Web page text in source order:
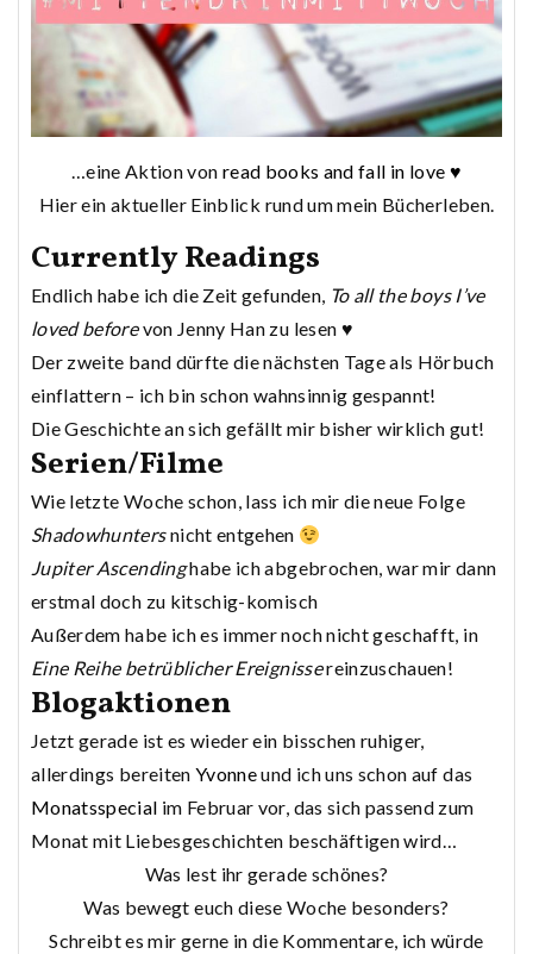
…eine Aktion von read books and fall in love ♥
Hier ein aktueller Einblick rund um mein Bücherleben.
Currently Readings
Endlich habe ich die Zeit gefunden, To all the boys I’ve
loved beforevon Jenny Han zu lesen ♥
Der zweite band dürfte die nächsten Tage als Hörbuch
einflattern – ich bin schon wahnsinnig gespannt!
Die Geschichte an sich gefällt mir bisher wirklich gut!
Serien/Filme
Wie letzte Woche schon, lass ich mir die neue Folge
Shadowhuntersnicht entgehen
Jupiter Ascendinghabe ich abgebrochen, war mir dann
erstmal doch zu kitschig-komisch
Außerdem habe ich es immer noch nicht geschafft, in
Eine Reihe betrüblicher Ereignissereinzuschauen!
Blogaktionen
Jetzt gerade ist es wieder ein bisschen ruhiger,
allerdings bereiten Yvonneund ich uns schon auf das
Monatsspecial im Februar vor, das sich passend zum
Monat mit Liebesgeschichten beschäftigen wird…
Was lest ihr gerade schönes?
Was bewegt euch diese Woche besonders?
Schreibt es mir gerne in die Kommentare, ich würde